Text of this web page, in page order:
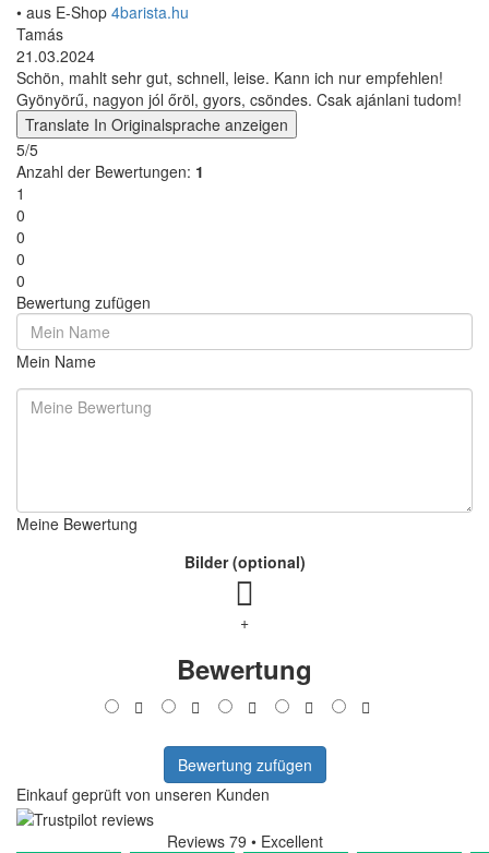
• aus E-Shop 4barista.hu
Tamás
21.03.2024
Schön, mahlt sehr gut, schnell, leise. Kann ich nur empfehlen!
Gyönyörű, nagyon jól őröl, gyors, csöndes. Csak ajánlani tudom!
Translate In Originalsprache anzeigen
5/5
Anzahl der Bewertungen: 1
1
0
0
0
0
Bewertung zufügen
Mein Name
Meine Bewertung
Bilder (optional)
+
Bewertung
Bewertung zufügen
Einkauf geprüft von unseren Kunden
Reviews 79 • Excellent